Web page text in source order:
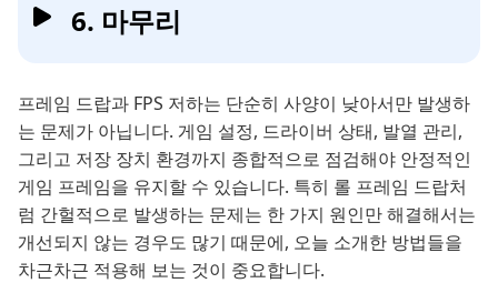
6. 마무리
프레임 드랍과 FPS 저하는 단순히 사양이 낮아서만 발생하
는 문제가 아닙니다. 게임 설정, 드라이버 상태, 발열 관리,
그리고 저장 장치 환경까지 종합적으로 점검해야 안정적인
게임 프레임을 유지할 수 있습니다. 특히 롤 프레임 드랍처
럼 간헐적으로 발생하는 문제는 한 가지 원인만 해결해서는
개선되지 않는 경우도 많기 때문에, 오늘 소개한 방법들을
차근차근 적용해 보는 것이 중요합니다.